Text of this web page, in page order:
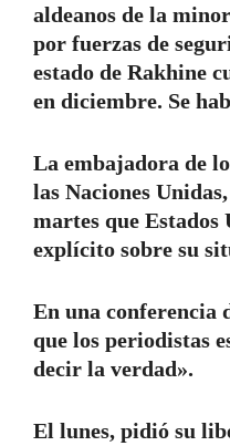
aldeanos de la
por fuerzas de
estado de Rakhine
en diciembre. Se
La embajadora de
las Naciones
martes que Estados
explícito sobre su
En una conferencia
que los periodistas
decir la verdad».
El lunes, pidió su